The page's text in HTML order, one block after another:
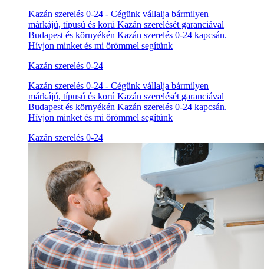
Kazán szerelés 0-24 - Cégünk vállalja bármilyen
márkájú, típusú és korú Kazán szerelését garanciával
Budapest és környékén Kazán szerelés 0-24 kapcsán.
Hívjon minket és mi örömmel segítünk
Kazán szerelés 0-24
Kazán szerelés 0-24 - Cégünk vállalja bármilyen
márkájú, típusú és korú Kazán szerelését garanciával
Budapest és környékén Kazán szerelés 0-24 kapcsán.
Hívjon minket és mi örömmel segítünk
Kazán szerelés 0-24